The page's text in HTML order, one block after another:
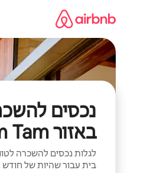
נכסים
באזור Bir Tam Tam
לגלות נכסים להשכרה
בית עבור שהיות של חודש